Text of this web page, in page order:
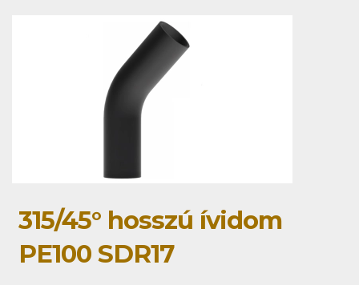
315/45° hosszú ívidom
PE100 SDR17